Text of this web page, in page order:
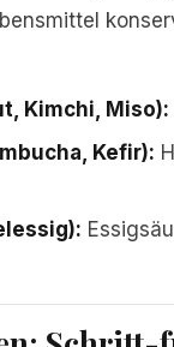
Kimchi, Miso):
Kefir):